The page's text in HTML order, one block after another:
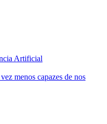
Artificial
menos capazes de nos